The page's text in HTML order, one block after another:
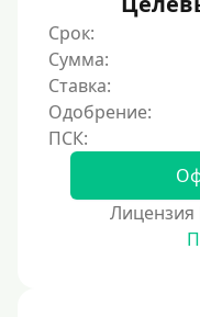
80000 руб
90000 руб
100000 руб
150000 руб
200000 руб
250000 руб
Срок:
Сумма:
Ставка:
Одобрение:
Лицензия